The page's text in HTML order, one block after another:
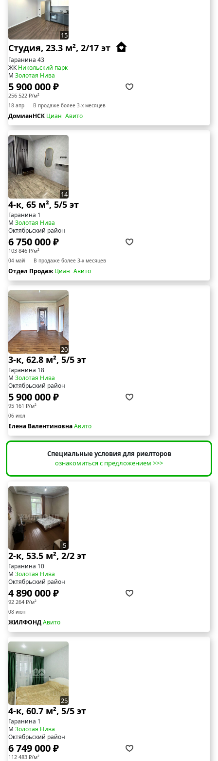
15
Студия, 23.3 м², 2/17 эт
Гаранина 43
ЖКНикольский парк
М Золотая Нива
5 900 000 ₽
256 522 ₽/м²
18 апр В продаже более 3-х месяцев
ДомианНСК Циан Авито
14
4-к, 65 м², 5/5 эт
Гаранина 1
М Золотая Нива
Октябрьский район
6 750 000 ₽
103 846 ₽/м²
04 май В продаже более 3-х месяцев
Отдел ПродажЦиан Авито
20
3-к, 62.8 м², 5/5 эт
Гаранина 18
М Золотая Нива
Октябрьский район
5 900 000 ₽
95 161 ₽/м²
06 июл
Елена ВалентиновнаАвито
Специальные условия для риелторов
ознакомиться с предложением >>>
5
2-к, 53.5 м², 2/2 эт
Гаранина 10
М Золотая Нива
Октябрьский район
4 890 000 ₽
92 264 ₽/м²
08 июн
ЖИЛФОНДАвито
25
4-к, 60.7 м², 5/5 эт
Гаранина 1
М Золотая Нива
Октябрьский район
6 749 000 ₽
112 483 ₽/м²